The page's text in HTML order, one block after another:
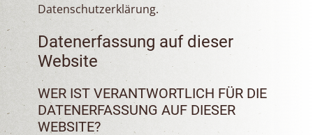
Datenschutzerklärung.
Datenerfassung auf dieser
Website
WER IST VERANTWORTLICH FÜR DIE
DATENERFASSUNG AUF DIESER
WEBSITE?